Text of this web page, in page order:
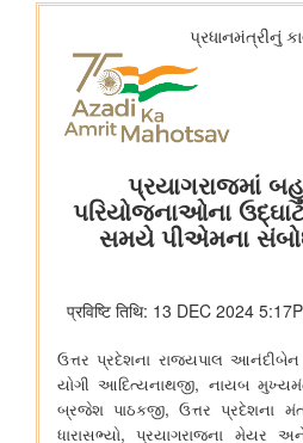
कृषि एवं किसान कल्‍याण मंत्रालय
विषय: मानव-जनित भूमि क्षरण के कारण
विषय- एग्रीस्टैक और डिजिटल कृषि मिशन
विषय: राष्ट्रीय खाद्य तेल मिशन तिलहन
विषय: तिलहन एवं दलहन के उत्पादन को
क्रियान्वयन
वाणिज्‍य एवं उद्योग मंत्रालय
नई दिल्ली में आधुनिकीकरण और औद्योगिक
के 12वें सत्र का आयोजन